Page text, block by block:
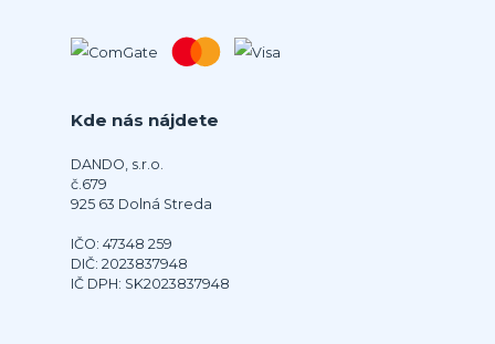
Kde nás nájdete
DANDO, s.r.o.
č.679
925 63 Dolná Streda
IČO: 47348 259
DIČ: 2023837948
IČ DPH: SK2023837948